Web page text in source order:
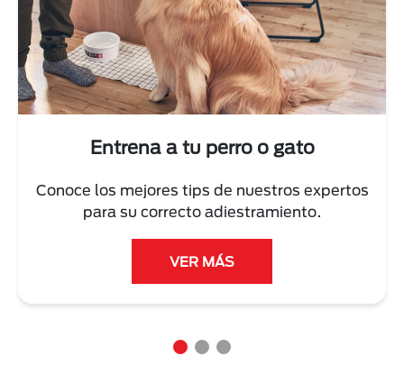
Next
Entrena a tu perro o gato
Conoce los mejores tips de nuestros expertos
para su correcto adiestramiento.
VER MÁS